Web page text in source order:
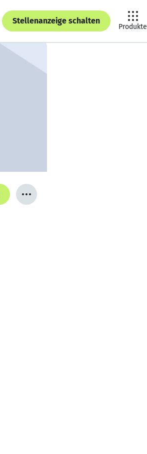
Stellenanzeige schalten
Produkte